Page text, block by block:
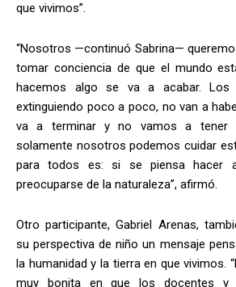
que vivimos”.
“Nosotros —continuó Sabrina—
tomar conciencia de que el mundo
hacemos algo se va a acabar. Los
extinguiendo poco a poco, no van a
va a terminar y no vamos a tener
solamente nosotros podemos cuidar
para todos es: si se piensa hacer
preocuparse de la naturaleza”, afirmó.
Otro participante, Gabriel Arenas,
su perspectiva de niño un mensaje
la humanidad y la tierra en que vivimos.
muy bonita en que los docentes y